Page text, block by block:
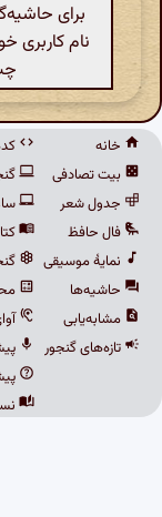
برای
نام کاربری
خانه
بیت تصادفی
جدول شعر
فال حافظ
نمایهٔ موسیقی
حاشیه‌ها
مشابه‌یابی
تازه‌های گنجور